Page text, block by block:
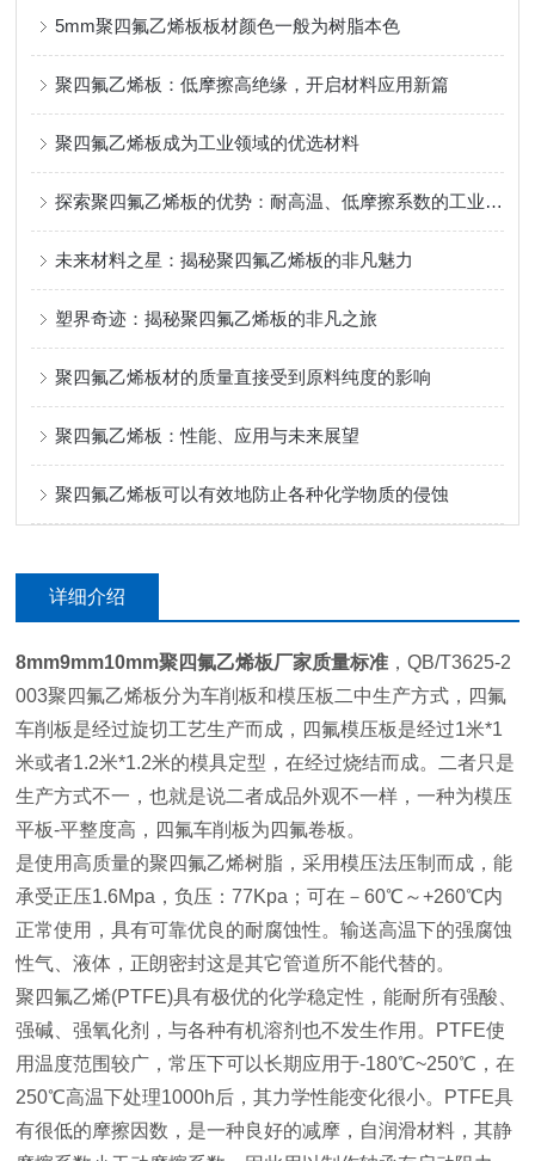
5mm聚四氟乙烯板板材颜色一般为树脂本色
聚四氟乙烯板：低摩擦高绝缘，开启材料应用新篇
聚四氟乙烯板成为工业领域的优选材料
探索聚四氟乙烯板的优势：耐高温、低摩擦系数的工业应用
未来材料之星：揭秘聚四氟乙烯板的非凡魅力
塑界奇迹：揭秘聚四氟乙烯板的非凡之旅
聚四氟乙烯板材的质量直接受到原料纯度的影响
聚四氟乙烯板：性能、应用与未来展望
聚四氟乙烯板可以有效地防止各种化学物质的侵蚀
详细介绍
8mm9mm10mm聚四氟乙烯板厂家质量标准 ，QB/T3625-2
003聚四氟乙烯板分为车削板和模压板二中生产方式，四氟
车削板是经过旋切工艺生产而成，四氟模压板是经过1米*1
米或者1.2米*1.2米的模具定型，在经过烧结而成。二者只是
生产方式不一，也就是说二者成品外观不一样，一种为模压
平板-平整度高，四氟车削板为四氟卷板。
是使用高质量的聚四氟乙烯树脂，采用模压法压制而成，能
承受正压1.6Mpa，负压：77Kpa；可在－60℃～+260℃内
正常使用，具有可靠优良的耐腐蚀性。输送高温下的强腐蚀
性气、液体，正朗密封这是其它管道所不能代替的。
聚四氟乙烯(PTFE)具有极优的化学稳定性，能耐所有强酸、
强碱、强氧化剂，与各种有机溶剂也不发生作用。PTFE使
用温度范围较广，常压下可以长期应用于-180℃~250℃，在
250℃高温下处理1000h后，其力学性能变化很小。PTFE具
有很低的摩擦因数，是一种良好的减摩，自润滑材料，其静